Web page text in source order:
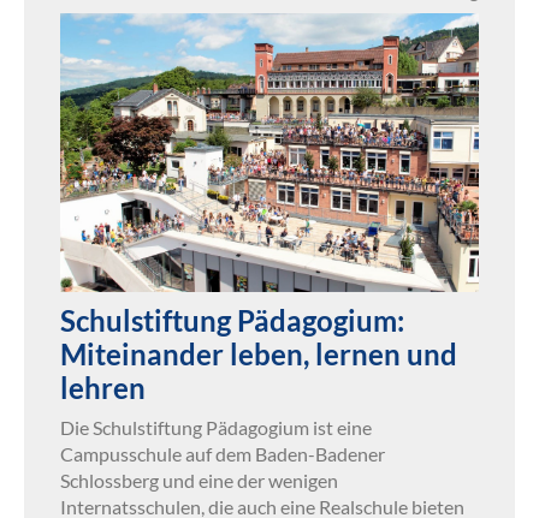
Schulstiftung Pädagogium:
Miteinander leben, lernen und
lehren
Die Schulstiftung Pädagogium ist eine
Campusschule auf dem Baden-Badener
Schlossberg und eine der wenigen
Internatsschulen, die auch eine Realschule bieten